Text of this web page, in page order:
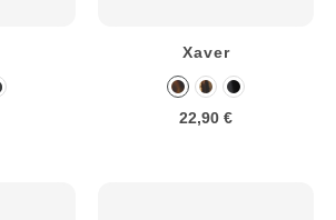
Xaver
22,90 €